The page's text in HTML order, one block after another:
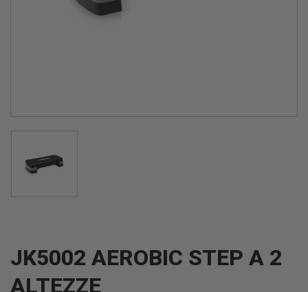
JK5002 AEROBIC STEP A 2
ALTEZZE